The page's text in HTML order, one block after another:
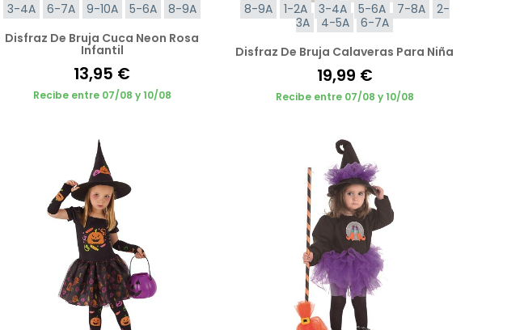
3-4A 6-7A 9-10A 5-6A
8-9A
Disfraz De Bruja Cuca Neon Rosa
Infantil
13,95 €
Recibe entre 07/08 y 10/08
8-9A 1-2A 3-4A 5-6A 7-8A
2-
3A
4-5A
6-7A
Disfraz De Bruja Calaveras Para Niña
19,99 €
Recibe entre 07/08 y 10/08